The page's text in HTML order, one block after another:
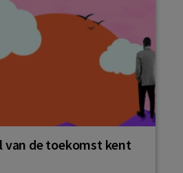
van de toekomst kent